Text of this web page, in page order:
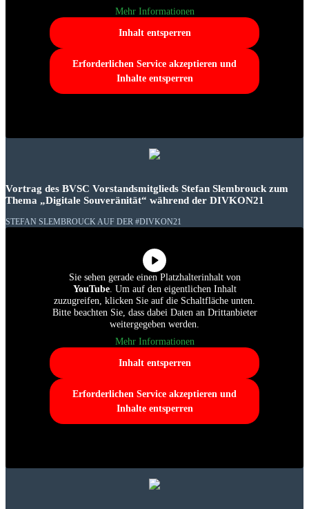
Mehr Informationen
Inhalt entsperren
Erforderlichen Service akzeptieren und
Inhalte entsperren
Vortrag des BVSC Vorstandsmitglieds Stefan Slembrouck zum
Thema „Digitale Souveränität“ während der DIVKON21
STEFAN SLEMBROUCK AUF DER #DIVKON21
Sie sehen gerade einen Platzhalterinhalt von
YouTube. Um auf den eigentlichen Inhalt
zuzugreifen, klicken Sie auf die Schaltfläche unten.
Bitte beachten Sie, dass dabei Daten an Drittanbieter
weitergegeben werden.
Mehr Informationen
Inhalt entsperren
Erforderlichen Service akzeptieren und
Inhalte entsperren